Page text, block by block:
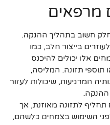
מרפאים
חשוב בתהליך ההנקה.
בייצור חלב, כמו
אלו יכולים להיכנס
תוספי תזונה. המליסה,
המרגיעות, שיכולות לעזור
ההנקה.
לתזונה מאוזנת, אך
השימוש בצמחים כלשהם,